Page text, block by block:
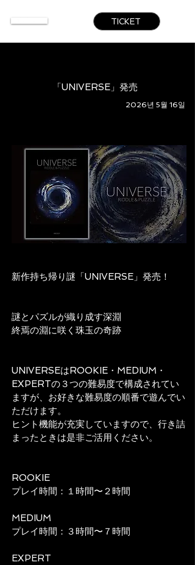
TICKET
「UNIVERSE」発売
2026년 5월 16일
新作持ち帰り謎「UNIVERSE」発売！
謎とパズルが織り成す深淵
終焉の淵に咲く珠玉の奇跡
UNIVERSEはROOKIE・MEDIUM・
EXPERTの３つの難易度で構成されてい
ますが、お好きな難易度の順番で遊んでい
ただけます。
ヒント機能が充実していますので、行き詰
まったときは是非ご活用ください。
ROOKIE
プレイ時間：１時間〜２時間
MEDIUM
プレイ時間：３時間〜７時間
EXPERT